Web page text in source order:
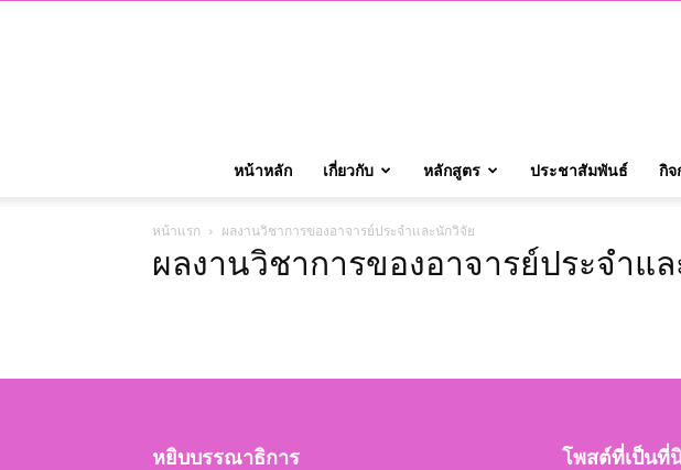
หน้าหลัก เกี่ยวกับ หลักสูตร ประชาสัมพันธ์ กิจ
หน้าแรก ผลงานวิชาการของอาจารย์ประจำและนักวิจัย
ผลงานวิชาการของอาจารย์ประจำแ
หยิบบรรณาธิการ โพสต์ที่เป็นที่